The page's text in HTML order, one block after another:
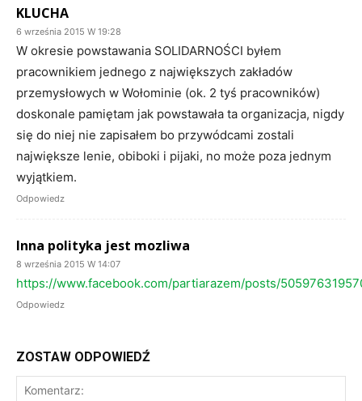
KLUCHA
6 września 2015 W 19:28
W okresie powstawania SOLIDARNOŚCI byłem
pracownikiem jednego z największych zakładów
przemysłowych w Wołominie (ok. 2 tyś pracowników)
doskonale pamiętam jak powstawała ta organizacja, nigdy
się do niej nie zapisałem bo przywódcami zostali
największe lenie, obiboki i pijaki, no może poza jednym
wyjątkiem.
Odpowiedz
Inna polityka jest mozliwa
8 września 2015 W 14:07
https://www.facebook.com/partiarazem/posts/
Odpowiedz
ZOSTAW ODPOWIEDŹ